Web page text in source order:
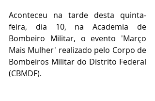
Aconteceu na tarde desta quinta-
feira, dia 10, na Academia de
Bombeiro Militar, o evento 'Março
Mais Mulher' realizado pelo Corpo de
Bombeiros Militar do Distrito Federal
(CBMDF).